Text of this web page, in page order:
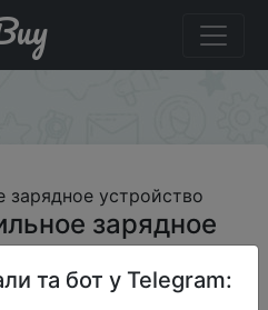
Fast Автомобильное
зарядное
та бот у Telegram: